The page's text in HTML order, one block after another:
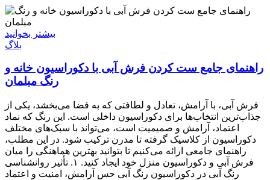
بیشتر بخوانید
بلاگ
راهنمای جامع ست کردن فرش آبی با دکوراسیون خانه و
رنگ مبلمان
فرش آبی، با آرامش، تعادل و لطافتی که به فضا می‌بخشد، یکی از
جذاب‌ترین انتخاب‌ها برای دکوراسیون داخلی است. این رنگ که نماد
اعتماد، آرامش و صمیمیت است، می‌تواند با سبک‌های مختلف
دکوراسیون از کلاسیک گرفته تا مدرن ترکیب شود. در این مطلب،
راهنمای جامعی ارائه می‌کنیم تا بتوانید بهترین هماهنگی را میان
فرش آبی و دکوراسیون منزل خود ایجاد کنید. ۱. تأثیر روانشناسی
رنگ آبی در دکوراسیون رنگ آبی حس آرامش، امنیت و اعتماد